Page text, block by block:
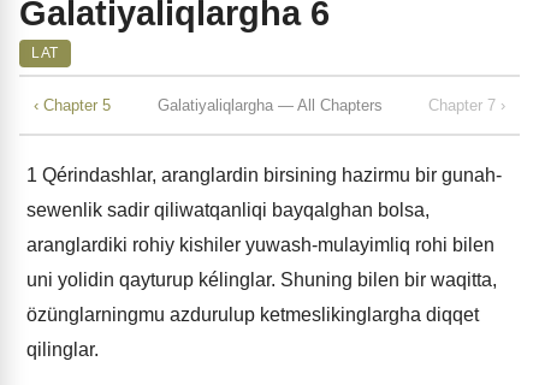
Galatiyaliqlargha 6
LAT
‹ Chapter 5 Galatiyaliqlargha — All Chapters Chapter 7 ›
1 Qérindashlar, aranglardin birsining hazirmu bir gunah-
sewenlik sadir qiliwatqanliqi bayqalghan bolsa,
aranglardiki rohiy kishiler yuwash-mulayimliq rohi bilen
uni yolidin qayturup kélinglar. Shuning bilen bir waqitta,
özünglarningmu azdurulup ketmeslikinglargha diqqet
qilinglar.